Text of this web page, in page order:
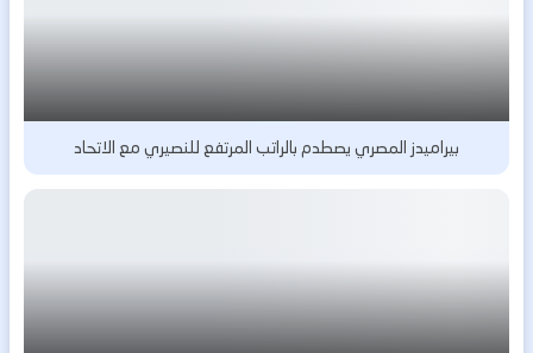
بيراميدز المصري يصطدم بالراتب المرتفع للنصيري مع الاتحاد